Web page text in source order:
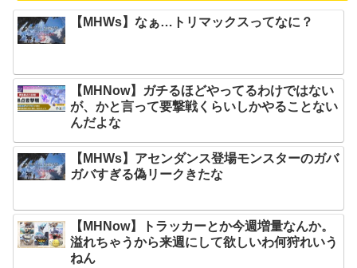
【MHWs】なぁ…トリマックスってなに？
【MHNow】ガチるほどやってるわけではない
が、かと言って要撃戦くらいしかやることない
んだよな
【MHWs】アセンダンス登場モンスターのガバ
ガバすぎる偽リークきたな
【MHNow】トラッカーとか今週増量なんか。
溢れちゃうから来週にして欲しいわ何狩れいう
ねん